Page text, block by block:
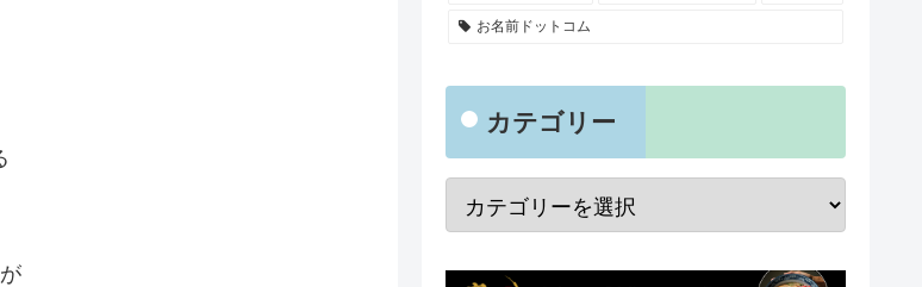
お名前ドットコム
カテゴリー